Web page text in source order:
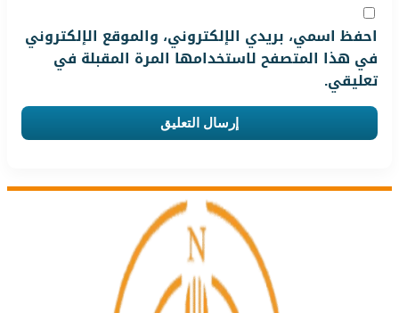
احفظ اسمي، بريدي الإلكتروني، والموقع الإلكتروني
في هذا المتصفح لاستخدامها المرة المقبلة في
تعليقي.